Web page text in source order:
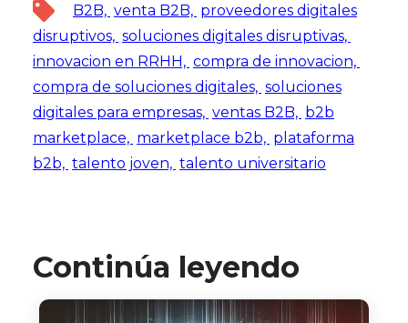
B2B, venta B2B, proveedores digitales
disruptivos, soluciones digitales disruptivas,
innovacion en RRHH, compra de innovacion,
compra de soluciones digitales, soluciones
digitales para empresas, ventas B2B, b2b
marketplace, marketplace b2b, plataforma
b2b, talento joven, talento universitario
Continúa leyendo